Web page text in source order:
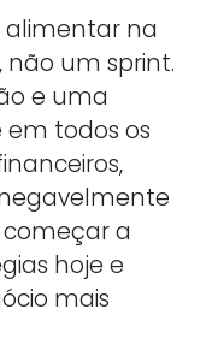
alimentar na
um sprint.
e uma
todos os
a
hoje e
mais